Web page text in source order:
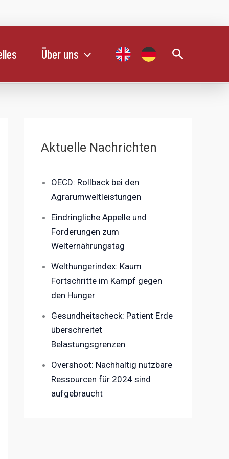
Über uns Suchen
Aktuelle Nachrichten
OECD: Rollback bei den
Agrarumweltleistungen
Eindringliche Appelle und
Forderungen zum
Welternährungstag
Welthungerindex: Kaum
Fortschritte im Kampf gegen
den Hunger
Gesundheitscheck: Patient Erde
überschreitet
Belastungsgrenzen
Overshoot: Nachhaltig nutzbare
Ressourcen für 2024 sind
aufgebraucht